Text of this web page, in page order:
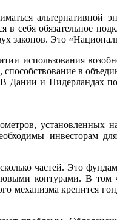
себя обязательное
законов. Это
использования
в
Дании и Нидерландах
инвесторам
частей. Это
контурами. В
крепится